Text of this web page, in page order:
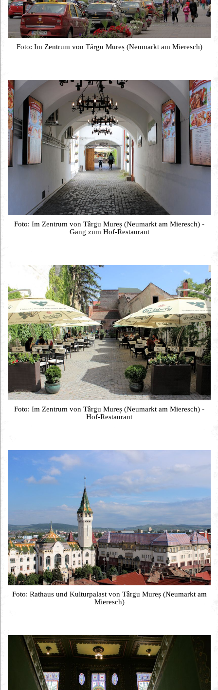
Foto: Im Zentrum von Târgu Mureș (Neumarkt am Mieresch)
Foto: Im Zentrum von Târgu Mureș (Neumarkt am Mieresch) -
Gang zum Hof-Restaurant
Foto: Im Zentrum von Târgu Mureș (Neumarkt am Mieresch) -
Hof-Restaurant
Foto: Rathaus und Kulturpalast von Târgu Mureș (Neumarkt am
Mieresch)